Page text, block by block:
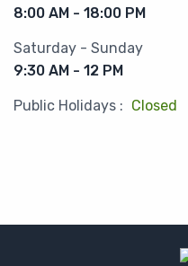
8:00 AM - 18:00 PM
Saturday - Sunday
9:30 AM - 12 PM
Public Holidays : Closed